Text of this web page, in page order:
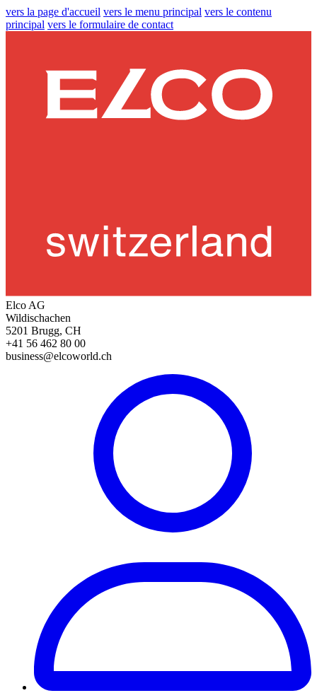
vers la page d'accueil vers le menu principal vers le contenu
principal vers le formulaire de contact
Elco AG
Wildischachen
5201 Brugg, CH
+41 56 462 80 00
business@elcoworld.ch